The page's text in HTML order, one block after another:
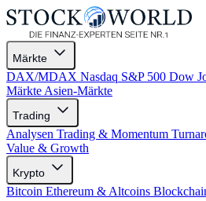
Märkte
DAX/MDAX Nasdaq S&P 500 Dow
Märkte Asien-Märkte
Trading
Analysen Trading & Momentum
Value & Growth
Krypto
Bitcoin Ethereum & Altcoins